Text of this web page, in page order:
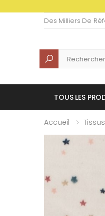
Des Milliers De
Recherche
TOUS LES
Accueil Tissus